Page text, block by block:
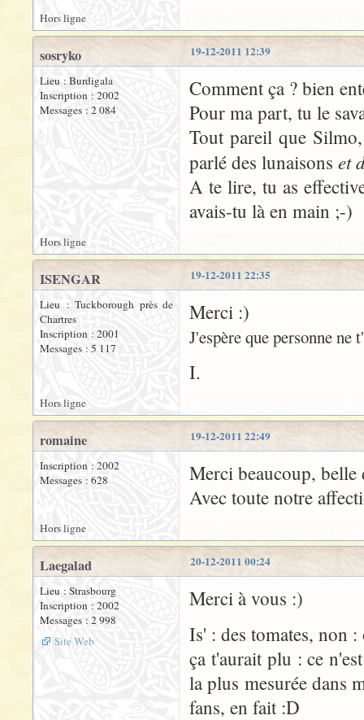
Hors ligne
19-12-2011 12:39
sosryko
Lieu : Burdigala
Inscription : 2002
Messages : 2 084
Comment ça ? bien
Pour ma part, tu le
Tout pareil que
parlé des lunaisons et
A te lire, tu as
avais-tu là en main ;-)
Hors ligne
19-12-2011 22:35
ISENGAR
Lieu : Tuckborough près de
Chartres
Inscription : 2001
Messages : 5 117
Merci :)
J'espère que personne
I.
Hors ligne
19-12-2011 22:49
romaine
Inscription : 2002
Messages : 628
Merci beaucoup, belle
Avec toute notre
Hors ligne
20-12-2011 00:24
Laegalad
Lieu : Strasbourg
Inscription : 2002
Messages : 2 998
Site Web
Merci à vous :)
Is' : des tomates, non
ça t'aurait plu : ce
la plus mesurée dans
fans, en fait :D